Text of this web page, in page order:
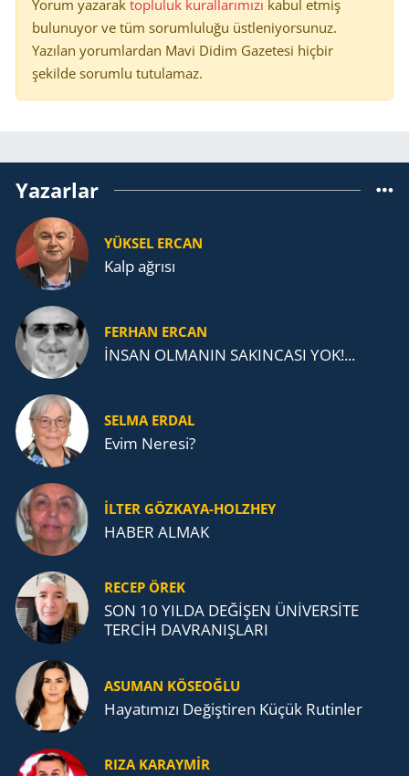
Yorum yazarak topluluk kurallarımızı kabul etmiş
bulunuyor ve tüm sorumluluğu üstleniyorsunuz.
Yazılan yorumlardan Mavi Didim Gazetesi hiçbir
şekilde sorumlu tutulamaz.
Yazarlar
YÜKSEL ERCAN
Kalp ağrısı
FERHAN ERCAN
İNSAN OLMANIN SAKINCASI YOK!...
SELMA ERDAL
Evim Neresi?
İLTER GÖZKAYA-HOLZHEY
HABER ALMAK
RECEP ÖREK
SON 10 YILDA DEĞİŞEN ÜNİVERSİTE
TERCİH DAVRANIŞLARI
ASUMAN KÖSEOĞLU
Ha­ya­tı­mı­zı De­ğiş­ti­ren Küçük Ru­tin­ler
RIZA KARAYMIR